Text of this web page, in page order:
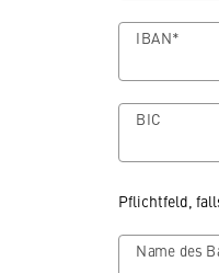
IBAN*
BIC
Pflichtfeld,
Name des